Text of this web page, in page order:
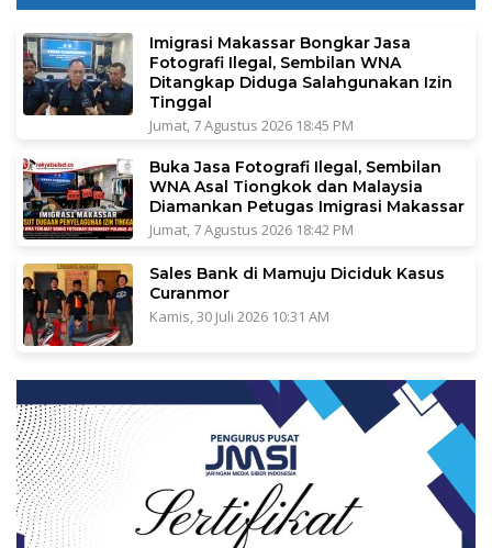
Imigrasi Makassar Bongkar Jasa
Fotografi Ilegal, Sembilan WNA
Ditangkap Diduga Salahgunakan Izin
Tinggal
Jumat, 7 Agustus 2026 18:45 PM
Buka Jasa Fotografi Ilegal, Sembilan
WNA Asal Tiongkok dan Malaysia
Diamankan Petugas Imigrasi Makassar
Jumat, 7 Agustus 2026 18:42 PM
Sales Bank di Mamuju Diciduk Kasus
Curanmor
Kamis, 30 Juli 2026 10:31 AM